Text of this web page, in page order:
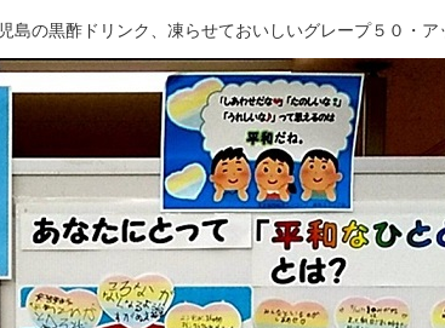
の黒酢ドリンク、凍らせておいしいグレープ５０・ア